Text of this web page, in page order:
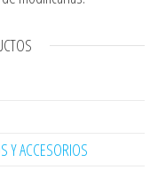
Y ACCESORIOS